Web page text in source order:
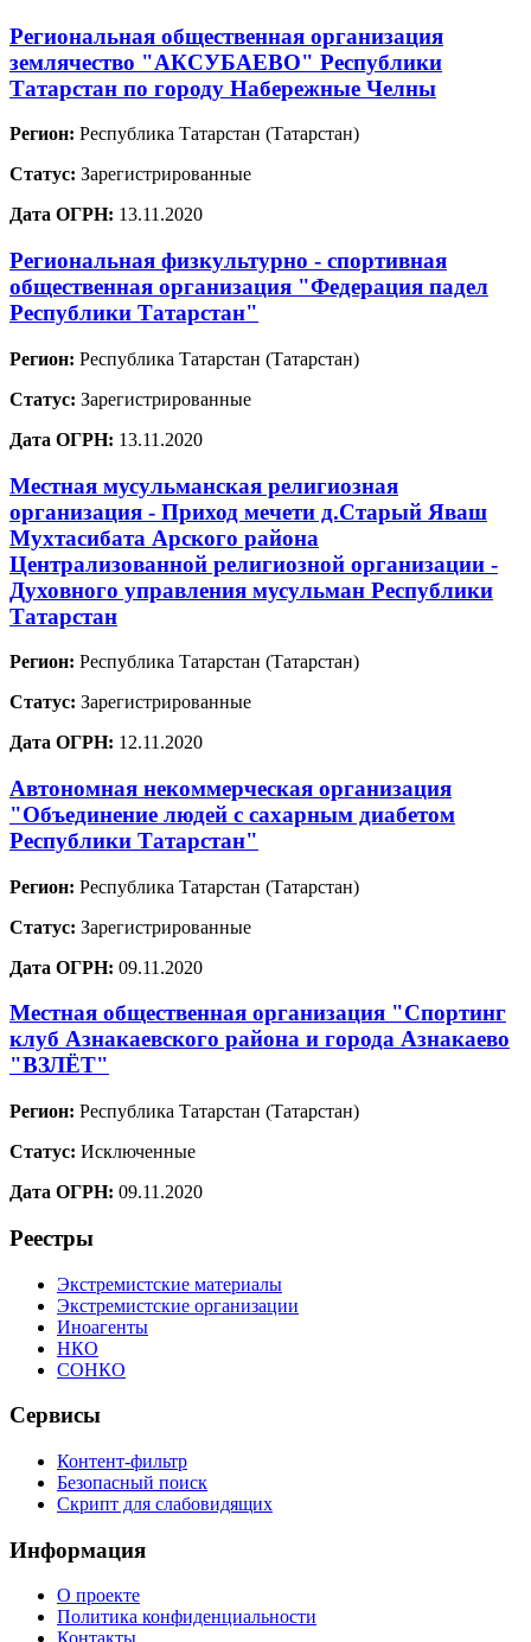
Региональная общественная организация
землячество "АКСУБАЕВО" Республики
Татарстан по городу Набережные Челны
Регион: Республика Татарстан (Татарстан)
Статус: Зарегистрированные
Дата ОГРН: 13.11.2020
Региональная физкультурно - спортивная
общественная организация "Федерация падел
Республики Татарстан"
Регион: Республика Татарстан (Татарстан)
Статус: Зарегистрированные
Дата ОГРН: 13.11.2020
Местная мусульманская религиозная
организация - Приход мечети д.Старый Яваш
Мухтасибата Арского района
Централизованной религиозной организации -
Духовного управления мусульман Республики
Татарстан
Регион: Республика Татарстан (Татарстан)
Статус: Зарегистрированные
Дата ОГРН: 12.11.2020
Автономная некоммерческая организация
"Объединение людей с сахарным диабетом
Республики Татарстан"
Регион: Республика Татарстан (Татарстан)
Статус: Зарегистрированные
Дата ОГРН: 09.11.2020
Местная общественная организация "Спортинг
клуб Азнакаевского района и города Азнакаево
"ВЗЛЁТ"
Регион: Республика Татарстан (Татарстан)
Статус: Исключенные
Дата ОГРН: 09.11.2020
Реестры
Экстремистские материалы
Экстремистские организации
Иноагенты
НКО
СОНКО
Сервисы
Контент-фильтр
Безопасный поиск
Скрипт для слабовидящих
Информация
О проекте
Политика конфиденциальности